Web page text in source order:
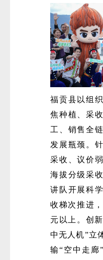
福贡县以组
焦种植、采
工、销售全
发展瓶颈。
采收、议价
海拔分级采
讲队开展科
收梯次推进
元以上。创
中无人机”立
输“空中走廊